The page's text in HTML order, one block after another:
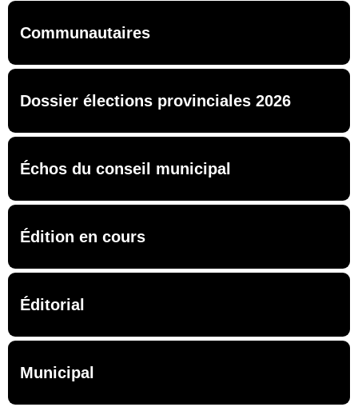
Communautaires
Dossier élections provinciales 2026
Échos du conseil municipal
Édition en cours
Éditorial
Municipal